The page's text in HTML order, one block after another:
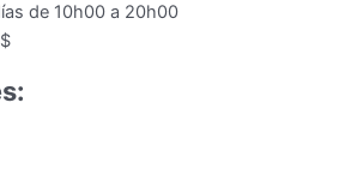
de 10h00 a 20h00